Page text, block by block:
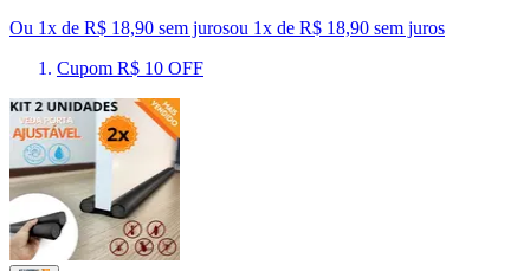
Ou 1x de R$ 18,90 sem jurosou 1x de R$ 18,90 sem juros
Cupom R$ 10 OFF